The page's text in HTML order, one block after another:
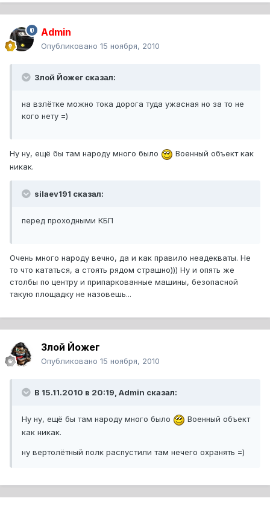
Admin
Опубликовано 15 ноября, 2010
Злой Йожег сказал:
на взлётке можно тока дорога туда ужасная но за то не
кого нету =)
Ну ну, ещё бы там народу много было
Военный объект как
никак.
silaev191 сказал:
перед проходными КБП
Очень много народу вечно, да и как правило неадекваты. Не
то что кататься, а стоять рядом страшно))) Ну и опять же
столбы по центру и припаркованные машины, безопасной
такую площадку не назовешь...
Злой Йожег
Опубликовано 15 ноября, 2010
В 15.11.2010 в 20:19, Admin сказал:
Ну ну, ещё бы там народу много было
Военный объект
как никак.
ну вертолётный полк распустили там нечего охранять =)